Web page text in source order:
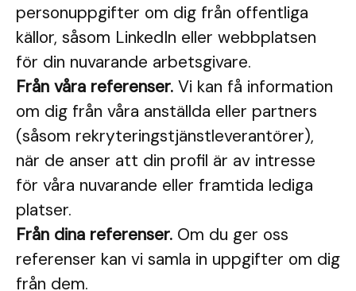
personuppgifter om dig från offentliga
källor, såsom LinkedIn eller webbplatsen
för din nuvarande arbetsgivare.
Från våra referenser. Vi kan få information
om dig från våra anställda eller partners
(såsom rekryteringstjänstleverantörer),
när de anser att din profil är av intresse
för våra nuvarande eller framtida lediga
platser.
Från dina referenser. Om du ger oss
referenser kan vi samla in uppgifter om dig
från dem.